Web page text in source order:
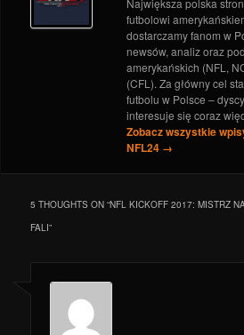
futbolowi
dostarczamy fanom w
newsów, analiz oraz
amerykańskich (NFL,
(CFL). Za główny cel
futbolu w Polsce –
interesuje się coraz
Zobacz wszystkie
NFL24 →
5 THOUGHTS ON “NFL KICKOFF 2017: MISTRZ
FALI”